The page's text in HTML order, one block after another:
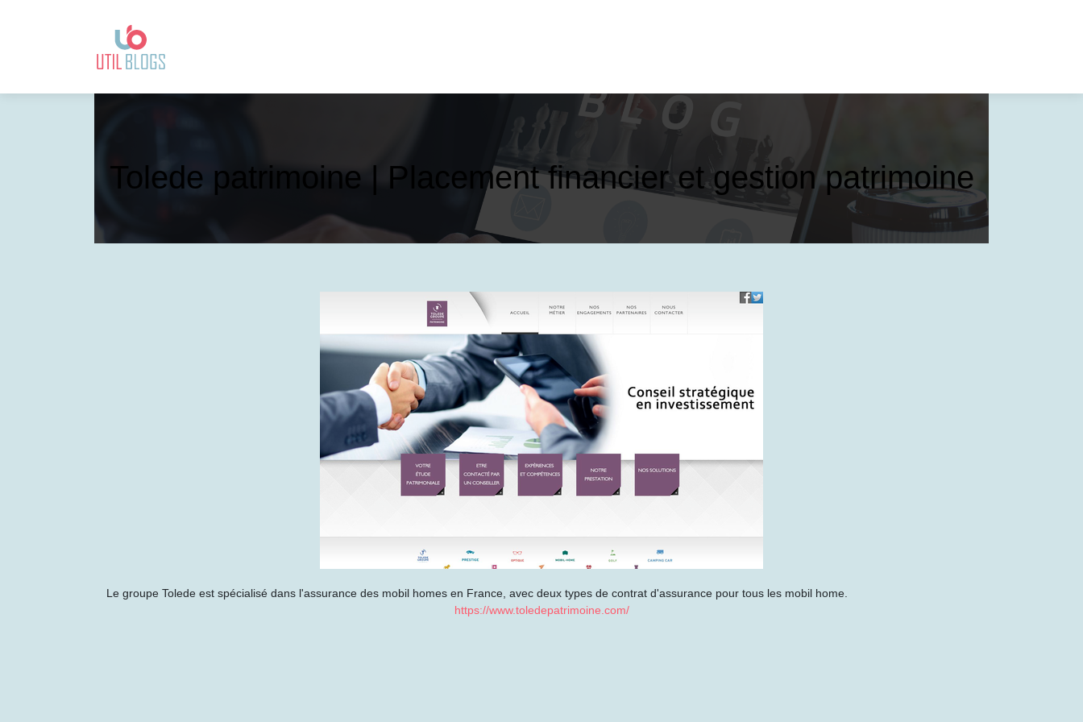
Tolede patrimoine | Placement financier et gestion patrimoine
Le groupe Tolede est spécialisé dans l'assurance des mobil homes en France, avec deux types de contrat d'assurance pour tous les mobil home.
https://www.toledepatrimoine.com/